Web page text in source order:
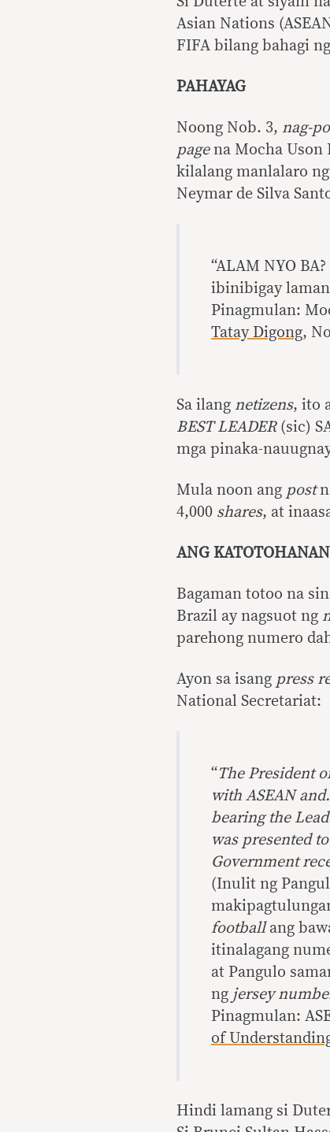
Asian Nations
FIFA bilang bahagi
PAHAYAG
Noong Nob. 3, nag-
pagena Mocha Uson
kilalang manlalaro ng
Neymar de Silva
“ALAM NYO
ibinibigay
Pinagmulan:
Tatay Digong,
Sa ilang netizens, ito
BEST LEADER(sic)
mga pinaka-
Mula noon ang post
4,000 shares, at
ANG KATOTOHANAN
Bagaman totoo na
Brazil ay nagsuot ng
parehong numero
Ayon sa isang press
National Secretariat:
“The President
with ASEAN
bearing the
was presented
Government
(Inulit ng
footballang
itinalagang
at Pangulo
ng jersey
Pinagmulan:
of
Hindi lamang si